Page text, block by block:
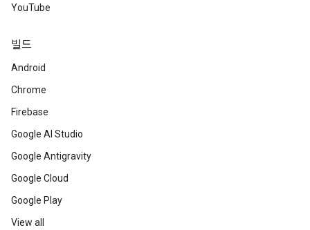
YouTube
빌드
Android
Chrome
Firebase
Google AI Studio
Google Antigravity
Google Cloud
Google Play
View all